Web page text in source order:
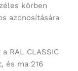
körben
azonosítására
RAL CLASSIC
és ma 216